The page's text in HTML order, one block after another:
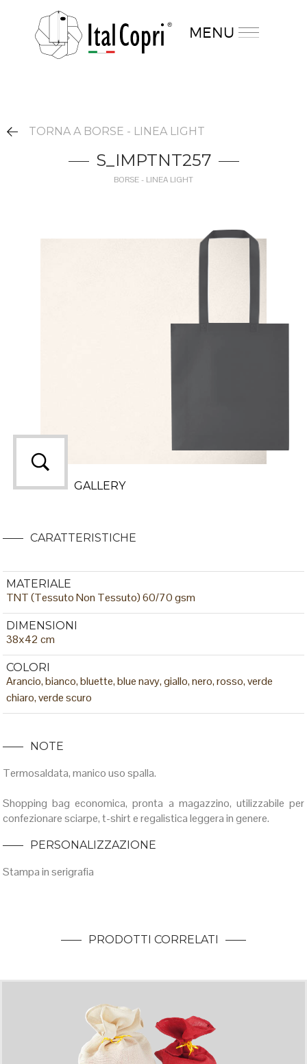
MENU
TORNA A BORSE - LINEA LIGHT
S_IMPTNT257
BORSE - LINEA LIGHT
GALLERY
CARATTERISTICHE
MATERIALE
TNT (Tessuto Non Tessuto) 60/70 gsm
DIMENSIONI
38x42 cm
COLORI
Arancio, bianco, bluette, blue navy, giallo, nero, rosso, verde
chiaro, verde scuro
NOTE
Termosaldata, manico uso spalla.
Shopping bag economica, pronta a magazzino, utilizzabile per
confezionare sciarpe, t-shirt e regalistica leggera in genere.
PERSONALIZZAZIONE
Stampa in serigrafia
PRODOTTI CORRELATI
JSACCA